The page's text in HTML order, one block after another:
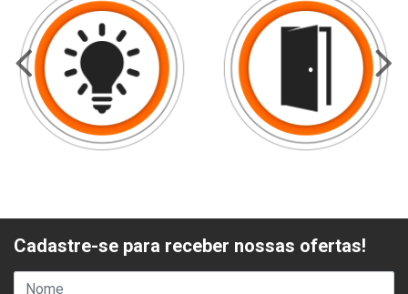
Cadastre-se para receber nossas ofertas!